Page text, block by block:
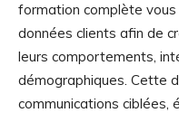
formation complète vous
données clients afin de
leurs comportements,
démographiques. Cette
communications ciblées,